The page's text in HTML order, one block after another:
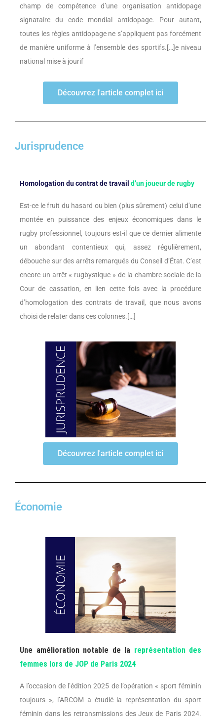
champ de compétence d’une organisation antidopage
signataire du code mondial antidopage. Pour autant,
toutes les règles antidopage ne s’appliquent pas forcément
de manière uniforme à l’ensemble des sportifs.[…]e niveau
national mise à jourif
Découvrez l'article complet ici
Jurisprudence
Homologation du contrat de travail d’un joueur de rugby
Est-ce le fruit du hasard ou bien (plus sûrement) celui d’une
montée en puissance des enjeux économiques dans le
rugby professionnel, toujours est-il que ce dernier alimente
un abondant contentieux qui, assez régulièrement,
débouche sur des arrêts remarqués du Conseil d’État. C’est
encore un arrêt « rugbystique » de la chambre sociale de la
Cour de cassation, en lien cette fois avec la procédure
d’homologation des contrats de travail, que nous avons
choisi de relater dans ces colonnes.[…]
Découvrez l'article complet ici
Économie
Une amélioration notable de la représentation des
femmes lors de JOP de Paris 2024
A l’occasion de l’édition 2025 de l’opération « sport féminin
toujours », l’ARCOM a étudié la représentation du sport
féminin dans les retransmissions des Jeux de Paris 2024.